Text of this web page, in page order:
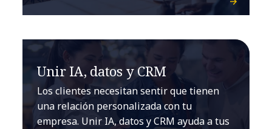
Unir IA, datos y CRM
Los clientes necesitan sentir que tienen
una relación personalizada con tu
empresa. Unir IA, datos y CRM ayuda a tus